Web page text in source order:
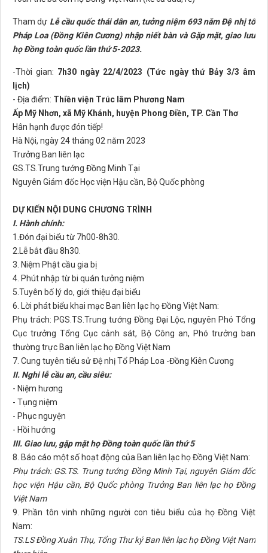
Tham dự Lễ cầu quốc thái dân an, tưởng niệm 693 năm Đệ nhị tổ
Pháp Loa (Đồng Kiên Cương) nhập niết bàn và Gặp mặt, giao lưu
họ Đồng toàn quốc lần thứ 5-2023.
-Thời gian: 7h30 ngày 22/4/2023 (Tức ngày thứ Bảy 3/3 âm
lịch)
- Địa điểm: Thiền viện Trúc lâm Phương Nam
Ấp Mỹ Nhơn, xã Mỹ Khánh, huyện Phong Điền, TP. Cần Thơ
Hân hạnh được đón tiếp!
Hà Nội, ngày 24 tháng 02 năm 2023
Trưởng Ban liên lạc
GS.TS.Trung tướng Đồng Minh Tại
Nguyên Giám đốc Học viện Hậu cần, Bộ Quốc phòng
DỰ KIẾN NỘI DUNG CHƯƠNG TRÌNH
I. Hành chính:
1.Đón đại biểu từ 7h00-8h30.
2.Lễ bắt đầu 8h30.
3. Niệm Phật cầu gia bị
4. Phút nhập từ bi quán tưởng niệm
5.Tuyên bố lý do, giới thiệu đại biểu
6. Lời phát biểu khai mạc Ban liên lạc họ Đồng Việt Nam:
Phụ trách: PGS.TS.Trung tướng Đồng Đại Lộc, nguyên Phó Tổng
Cục trưởng Tổng Cục cảnh sát, Bộ Công an, Phó trưởng ban
thường trực Ban liên lạc họ Đồng Việt Nam
7. Cung tuyên tiểu sử Đệ nhị Tổ Pháp Loa -Đồng Kiên Cương
II. Nghi lễ cầu an, cầu siêu:
- Niệm hương
- Tụng niệm
- Phục nguyện
- Hồi hướng
III. Giao lưu, gặp mặt họ Đồng toàn quốc lần thứ 5
8. Báo cáo một số hoạt động của Ban liên lạc họ Đồng Việt Nam:
Phụ trách: GS.TS. Trung tướng Đồng Minh Tại, nguyên Giám đốc
học viện Hậu cần, Bộ Quốc phòng Trưởng Ban liên lạc họ Đồng
Việt Nam
9. Phần tôn vinh những người con tiêu biểu của họ Đồng Việt
Nam:
TS.LS Đồng Xuân Thụ, Tổng Thư ký Ban liên lạc họ Đồng Việt Nam